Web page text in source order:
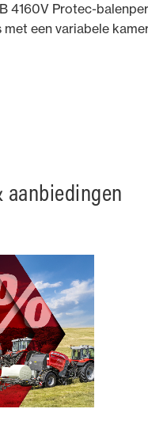
4160V Protec-
met een variabele